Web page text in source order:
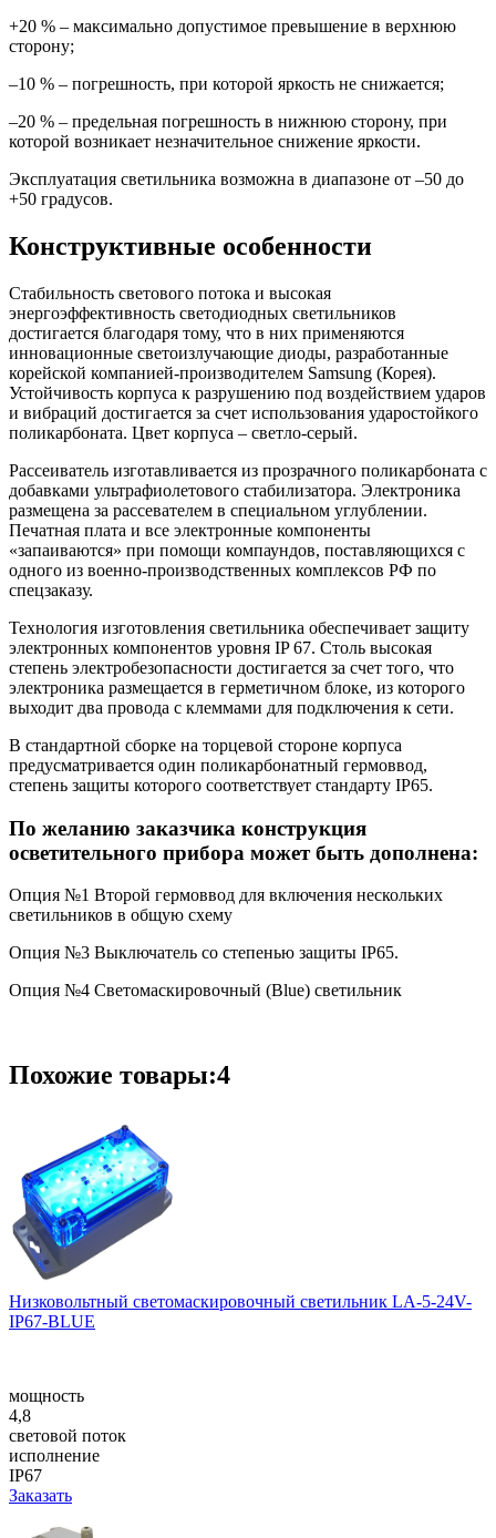
+20 % – максимально допустимое превышение в верхнюю
сторону;
–10 % – погрешность, при которой яркость не снижается;
–20 % – предельная погрешность в нижнюю сторону, при
которой возникает незначительное снижение яркости.
Эксплуатация светильника возможна в диапазоне от –50 до
+50 градусов.
Конструктивные особенности
Стабильность светового потока и высокая
энергоэффективность светодиодных светильников
достигается благодаря тому, что в них применяются
инновационные светоизлучающие диоды, разработанные
корейской компанией-производителем Samsung (Корея).
Устойчивость корпуса к разрушению под воздействием ударов
и вибраций достигается за счет использования ударостойкого
поликарбоната. Цвет корпуса – светло-серый.
Рассеиватель изготавливается из прозрачного поликарбоната с
добавками ультрафиолетового стабилизатора. Электроника
размещена за рассевателем в специальном углублении.
Печатная плата и все электронные компоненты
«запаиваются» при помощи компаундов, поставляющихся с
одного из военно-производственных комплексов РФ по
спецзаказу.
Технология изготовления светильника обеспечивает защиту
электронных компонентов уровня IP 67. Столь высокая
степень электробезопасности достигается за счет того, что
электроника размещается в герметичном блоке, из которого
выходит два провода с клеммами для подключения к сети.
В стандартной сборке на торцевой стороне корпуса
предусматривается один поликарбонатный гермоввод,
степень защиты которого соответствует стандарту IP65.
По желанию заказчика конструкция
осветительного прибора может быть дополнена:
Опция №1 Второй гермоввод для включения нескольких
светильников в общую схему
Опция №3 Выключатель со степенью защиты IP65.
Опция №4 Светомаскировочный (Blue) светильник
Похожие товары:4
Низковольтный светомаскировочный светильник LA-5-24V-
IP67-BLUE
мощность
4,8
световой поток
исполнение
IP67
Заказать